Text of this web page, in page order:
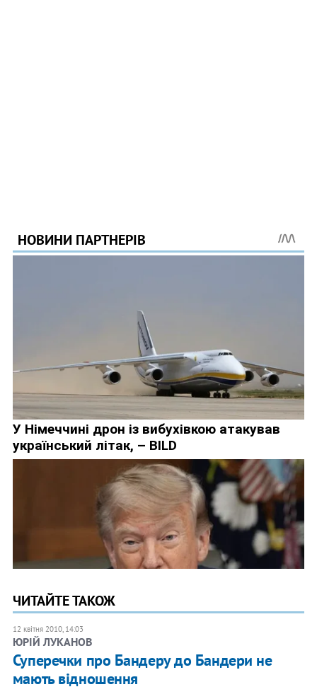
ЧИТАЙТЕ ТАКОЖ
12 квітня 2010, 14:03
ЮРІЙ ЛУКАНОВ
Суперечки про Бандеру до Бандери не
мають відношення